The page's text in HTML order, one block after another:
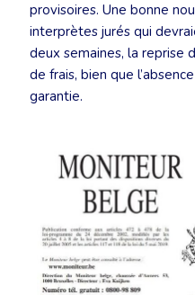
provisoires. Une bonne
interprètes jurés qui
deux semaines, la reprise
de frais, bien que
garantie.